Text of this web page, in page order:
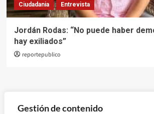
Gestión de contenido
Ciudadania Entrevista
Jordán Rodas: “No puede haber
hay exiliados”
reportepublico
Crónicas del fútbol subdesarrollado: Belice